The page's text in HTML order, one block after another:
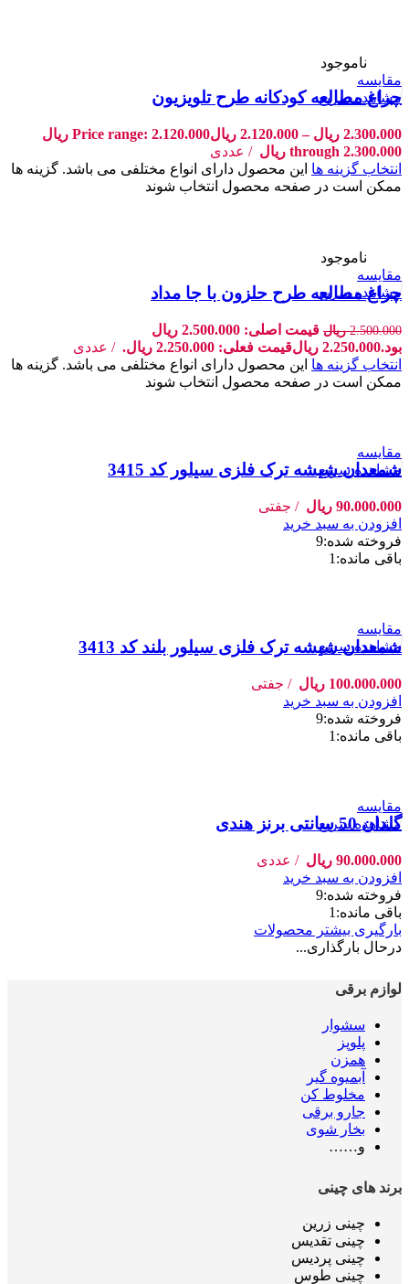
ناموجود
مقایسه
مشاهده سریع
چراغ مطالعه کودکانه طرح تلویزیون
2.300.000 ریال –
2.120.000 ریال
Price range: 2.120.000 ریال
through 2.300.000 ریال
عددی
انتخاب گزینه ها این محصول دارای انواع مختلفی می باشد. گزینه ها
ممکن است در صفحه محصول انتخاب شوند
ناموجود
مقایسه
مشاهده سریع
چراغ مطالعه طرح حلزون با جا مداد
2.500.000 ریال
قیمت اصلی: 2.500.000 ریال
بود.2.250.000 ریالقیمت فعلی: 2.250.000 ریال.
عددی
انتخاب گزینه ها این محصول دارای انواع مختلفی می باشد. گزینه ها
ممکن است در صفحه محصول انتخاب شوند
مقایسه
مشاهده سریع
شمعدان شیشه ترک فلزی سیلور کد 3415
90.000.000 ریال
جفتی
افزودن به سبد خرید
فروخته شده:9
باقی مانده: 1
مقایسه
مشاهده سریع
شمعدان شیشه ترک فلزی سیلور بلند کد 3413
100.000.000 ریال
جفتی
افزودن به سبد خرید
فروخته شده:9
باقی مانده: 1
مقایسه
مشاهده سریع
گلدان 50 سانتی برنز هندی
90.000.000 ریال
عددی
افزودن به سبد خرید
فروخته شده:9
باقی مانده: 1
بارگیری بیشتر محصولات
درحال بارگذاری...
لوازم برقی
سشوار
پلوپز
همزن
آبمیوه گیر
مخلوط کن
جارو برقی
بخار شوی
و……
برند های چینی
چینی زرین
چینی تقدیس
چینی پردیس
چینی طوس